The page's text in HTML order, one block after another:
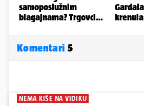
Komentari 5
NEMA KIŠE NA VIDIKU